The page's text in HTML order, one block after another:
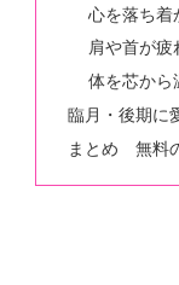
心を落ち着
肩や首が疲
体を芯から
臨月・後期に
まとめ 無料